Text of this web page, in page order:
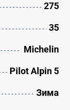
275
35
Michelin
Pilot Alpin 5
Зима